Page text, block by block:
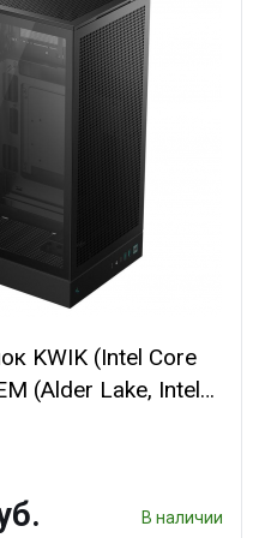
KWIK (Intel Core
(Alder Lake, Intel
64 ГБ ОЗУ/ Ninja
В наличии